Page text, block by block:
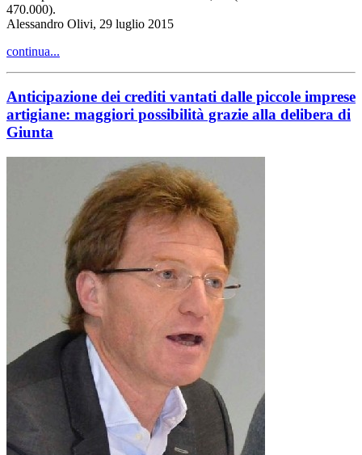
470.000).
Alessandro Olivi, 29 luglio 2015
continua...
Anticipazione dei crediti vantati dalle piccole imprese
artigiane: maggiori possibilità grazie alla delibera di
Giunta